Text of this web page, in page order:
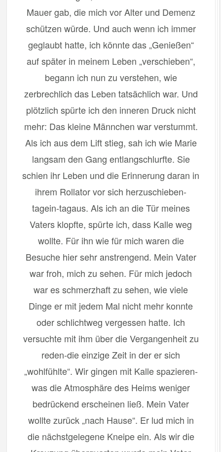
Mauer gab, die mich vor Alter und Demenz
schützen würde. Und auch wenn ich immer
geglaubt hatte, ich könnte das „Genießen“
auf später in meinem Leben „verschieben“,
begann ich nun zu verstehen, wie
zerbrechlich das Leben tatsächlich war. Und
plötzlich spürte ich den inneren Druck nicht
mehr: Das kleine Männchen war verstummt.
Als ich aus dem Lift stieg, sah ich wie Marie
langsam den Gang entlangschlurfte. Sie
schien ihr Leben und die Erinnerung daran in
ihrem Rollator vor sich herzuschieben-
tagein-tagaus. Als ich an die Tür meines
Vaters klopfte, spürte ich, dass Kalle weg
wollte. Für ihn wie für mich waren die
Besuche hier sehr anstrengend. Mein Vater
war froh, mich zu sehen. Für mich jedoch
war es schmerzhaft zu sehen, wie viele
Dinge er mit jedem Mal nicht mehr konnte
oder schlichtweg vergessen hatte. Ich
versuchte mit ihm über die Vergangenheit zu
reden-die einzige Zeit in der er sich
„wohlfühlte“. Wir gingen mit Kalle spazieren-
was die Atmosphäre des Heims weniger
bedrückend erscheinen ließ. Mein Vater
wollte zurück „nach Hause“. Er lud mich in
die nächstgelegene Kneipe ein. Als wir die